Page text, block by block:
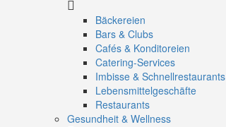
Bäckereien
Bars & Clubs
Cafés & Konditoreien
Catering-Services
Imbisse & Schnellrestaurants
Lebensmittelgeschäfte
Restaurants
Gesundheit & Wellness